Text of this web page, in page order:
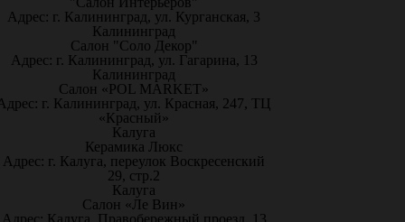
Адрес: г. Калининград, ул. Курганская, 3
Калининград
Салон "Соло Декор"
Адрес: г. Калининград, ул. Гагарина, 13
Калининград
Салон «POL MARKET»
г. Калининград, ул. Красная, 247, ТЦ
«Красный»
Калуга
Керамика Люкс
Адрес: г. Калуга, переулок Воскресенский
29, стр.2
Калуга
Салон «Ле Вин»
Адрес: Калуга, Правобережный проезд, 13